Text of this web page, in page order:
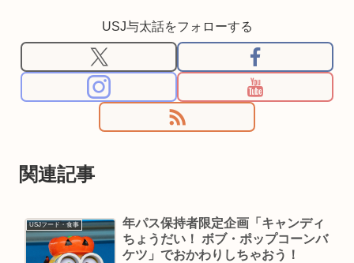
USJ与太話をフォローする
関連記事
USJフード・食事
年パス保持者限定企画「キャンディ
ちょうだい！ ボブ・ポップコーンバ
ケツ」でおかわりしちゃおう！